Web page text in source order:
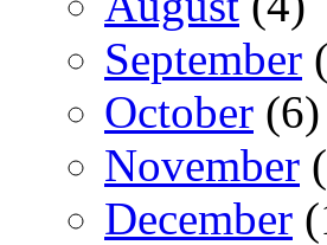
September
October (6)
November
December